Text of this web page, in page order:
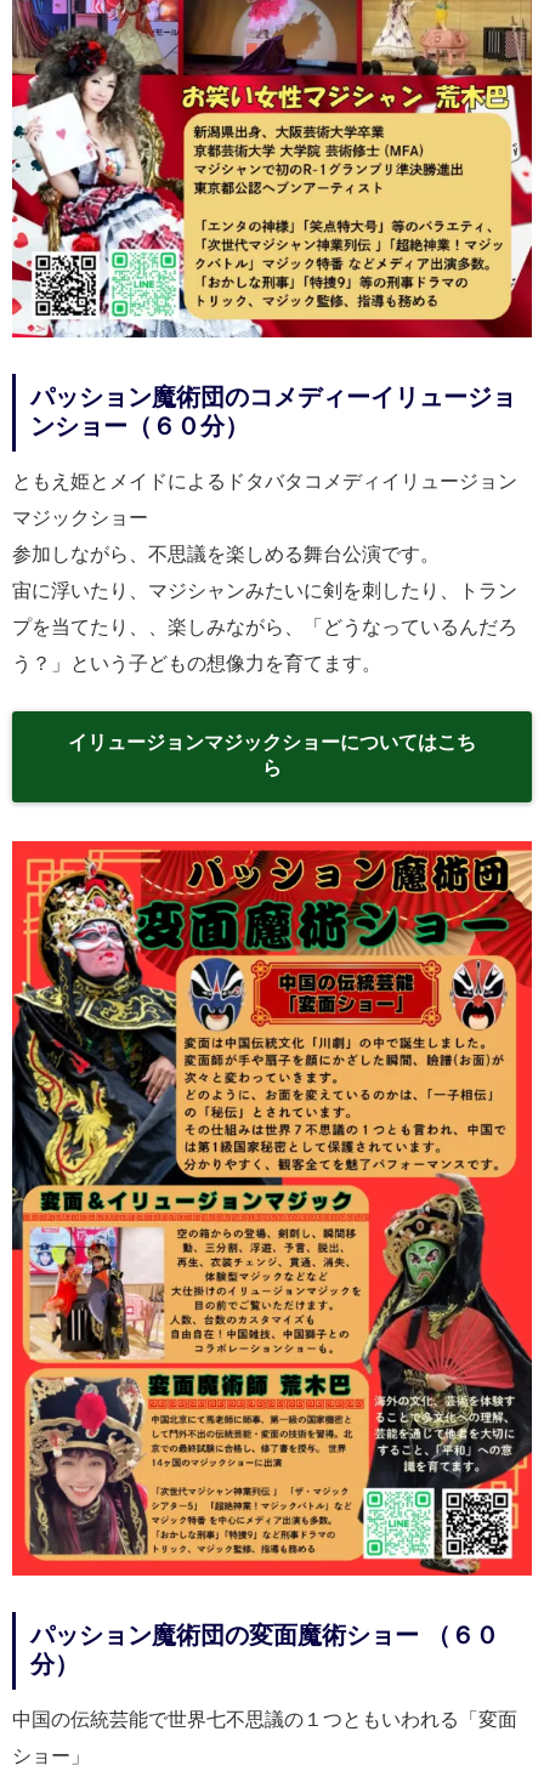
パッション魔術団のコメディーイリュージョ
ンショー（６０分）
ともえ姫とメイドによるドタバタコメディイリュージョン
マジックショー
参加しながら、不思議を楽しめる舞台公演です。
宙に浮いたり、マジシャンみたいに剣を刺したり、トラン
プを当てたり、、楽しみながら、「どうなっているんだろ
う？」という子どもの想像力を育てます。
イリュージョンマジックショーについてはこち
ら
パッション魔術団の変面魔術ショー （６０
分）
中国の伝統芸能で世界七不思議の１つともいわれる「変面
ショー」